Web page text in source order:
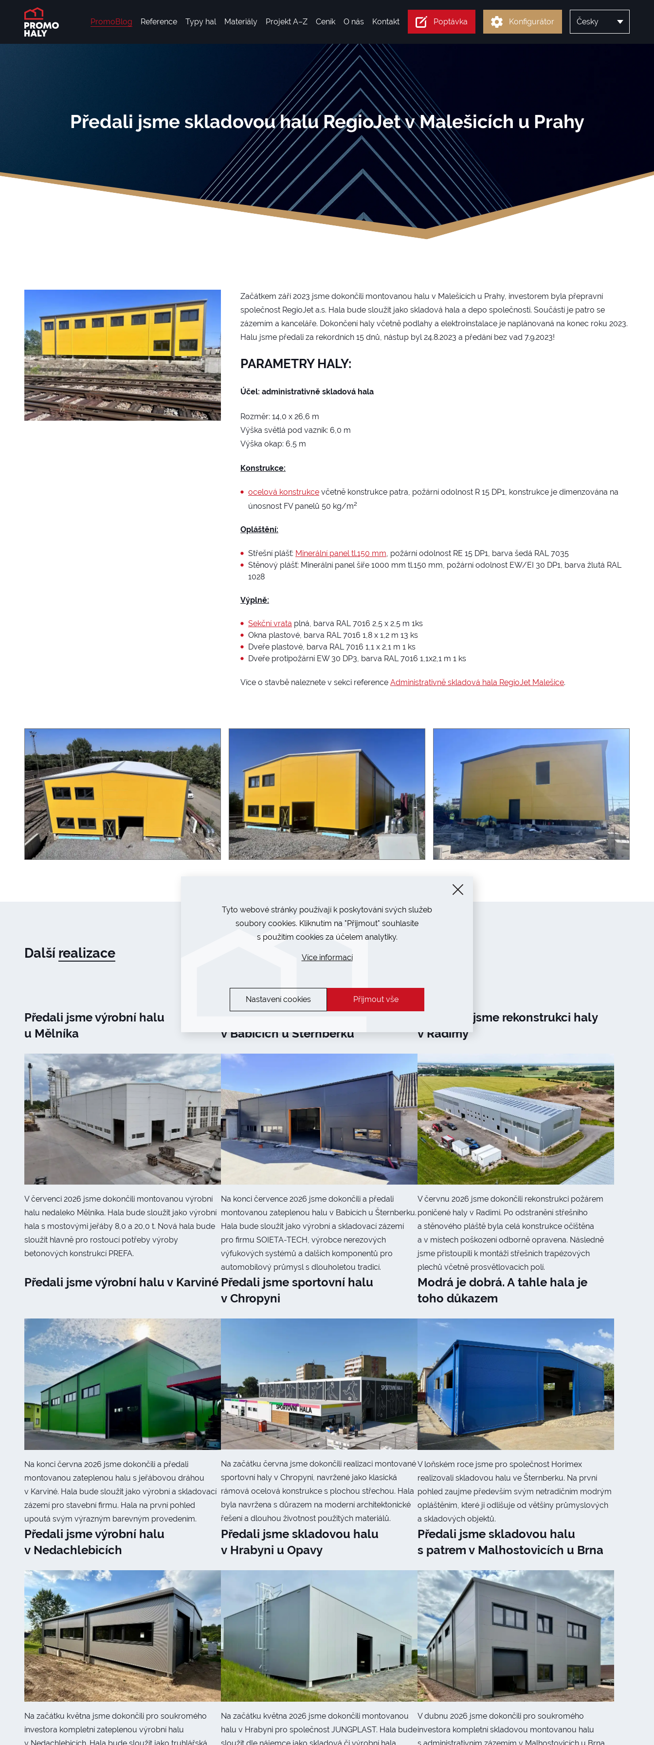
Tyto webové stránky používají k poskytování svých služeb
soubory cookies. Kliknutím na "Přijmout" souhlasíte
s použitím cookies za účelem analytiky.
Více informací
Nastavení cookies Přijmout vše
Předali jsme skladovou halu RegioJet v Malešicích u Prahy
Začátkem září 2023 jsme dokončili montovanou halu v Malešicích u Prahy, investorem byla přepravní
společnost RegioJet a.s. Hala bude sloužit jako skladová hala a depo společnosti. Součástí je patro se
zázemím a kanceláře. Dokončení haly včetně podlahy a elektroinstalace je naplánovaná na konec roku 2023.
Halu jsme předali za rekordních 15 dnů, nástup byl 24.8.2023 a předání bez vad 7.9.2023!
PARAMETRY HALY:
Účel: administrativně skladová hala
Rozměr: 14,0 x 26,6 m
Výška světlá pod vazník: 6,0 m
Výška okap: 6,5 m
Konstrukce:
ocelová konstrukce včetně konstrukce patra, požární odolnost R 15 DP1, konstrukce je dimenzována na
únosnost FV panelů 50 kg/m2
Opláštění:
Střešní plášť: Minerální panel tl.150 mm , požární odolnost RE 15 DP1, barva šedá RAL 7035
Stěnový plášť: Minerální panel šíře 1000 mm tl.150 mm, požární odolnost EW/EI 30 DP1, barva žlutá RAL
1028
Výplně:
Sekční vrata plná, barva RAL 7016 2,5 x 2,5 m 1ks
Okna plastové, barva RAL 7016 1,8 x 1,2 m 13 ks
Dveře plastové, barva RAL 7016 1,1 x 2,1 m 1 ks
Dveře protipožární EW 30 DP3, barva RAL 7016 1,1x2,1 m 1 ks
Více o stavbě naleznete v sekci reference Administrativně skladová hala RegioJet Malešice.
Další realizace
Předali jsme výrobní halu
u Mělníka
V červenci 2026 jsme dokončili montovanou výrobní
halu nedaleko Mělníka. Hala bude sloužit jako výrobní
hala s mostovými jeřáby 8,0 a 20,0 t. Nová hala bude
sloužit hlavně pro rostoucí potřeby výroby
betonových konstrukcí PREFA.
v Babicích u Šternberku
Na konci července 2026 jsme dokončili a předali
montovanou zateplenou halu v Babicích u Šternberku.
Hala bude sloužit jako výrobní a skladovací zázemí
pro firmu SOIETA-TECH, výrobce nerezových
výfukových systémů a dalších komponentů pro
automobilový průmysl s dlouholetou tradicí.
Dokončili jsme rekonstrukci haly
v Radimy
V červnu 2026 jsme dokončili rekonstrukci požárem
poničené haly v Radimi. Po odstranění střešního
a stěnového pláště byla celá konstrukce očištěna
a v místech poškození odborně opravena. Následně
jsme přistoupili k montáži střešních trapézových
plechů včetně prosvětlovacích polí.
Předali jsme výrobní halu v Karviné
Na konci června 2026 jsme dokončili a předali
montovanou zateplenou halu s jeřábovou dráhou
v Karviné. Hala bude sloužit jako výrobní a skladovací
zázemí pro stavební firmu. Hala na první pohled
upoutá svým výrazným barevným provedením.
Předali jsme sportovní halu
v Chropyni
Na začátku června jsme dokončili realizaci montované
sportovní haly v Chropyni, navržené jako klasická
rámová ocelová konstrukce s plochou střechou. Hala
byla navržena s důrazem na moderní architektonické
řešení a dlouhou životnost použitých materiálů.
Modrá je dobrá. A tahle hala je
toho důkazem
V loňském roce jsme pro společnost Horimex
realizovali skladovou halu ve Šternberku. Na první
pohled zaujme především svým netradičním modrým
opláštěním, které ji odlišuje od většiny průmyslových
a skladových objektů.
Předali jsme výrobní halu
v Nedachlebicích
Na začátku května jsme dokončili pro soukromého
investora kompletní zateplenou výrobní halu
v Nedachlebicích. Hala bude sloužit jako truhlářská
Předali jsme skladovou halu
v Hrabyni u Opavy
Na začátku května 2026 jsme dokončili montovanou
halu v Hrabyni pro společnost JUNGPLAST. Hala bude
sloužit dle nájemce jako skladová či výrobní hala
Předali jsme skladovou halu
s patrem v Malhostovicích u Brna
V dubnu 2026 jsme dokončili pro soukromého
investora kompletní skladovou montovanou halu
s administrativním zázemím v Malhostovicích u Brna.
PromoBlog Reference Typy hal Materiály Projekt A–Z Ceník O nás Kontakt Poptávka Konfigurátor Česky